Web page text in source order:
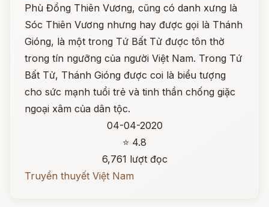
Phù Đổng Thiên Vương, cũng có danh xưng là
Sóc Thiên Vương nhưng hay được gọi là Thánh
Gióng, là một trong Tứ Bất Tử được tôn thờ
trong tín ngưỡng của người Việt Nam. Trong Tứ
Bất Tử, Thánh Gióng được coi là biểu tượng
cho sức mạnh tuổi trẻ và tinh thần chống giặc
ngoại xâm của dân tộc.
04-04-2020
⭐ 4.8
6,761 lượt đọc
Truyền thuyết Việt Nam